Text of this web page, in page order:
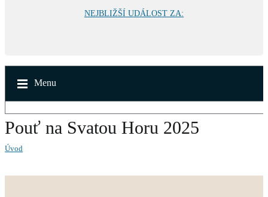
NEJBLIŽŠÍ UDÁLOST ZA:
Menu
Pouť na Svatou Horu 2025
Úvod